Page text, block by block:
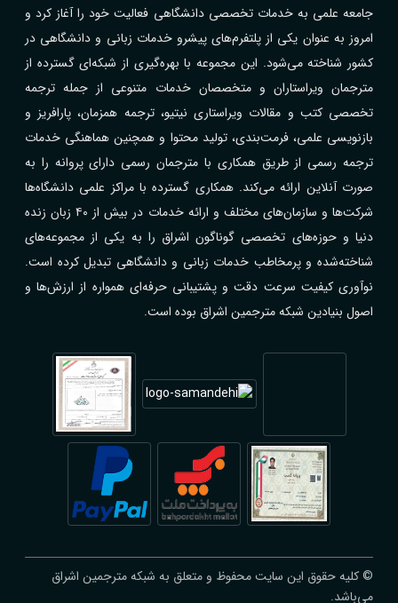
جامعه علمی به خدمات تخصصی دانشگاهی فعالیت خود را آغاز کرد و
امروز به عنوان یکی از پلتفرم‌های پیشرو خدمات زبانی و دانشگاهی در
کشور شناخته می‌شود. این مجموعه با بهره‌گیری از شبکه‌ای گسترده از
مترجمان ویراستاران و متخصصان خدمات متنوعی از جمله ترجمه
تخصصی کتب و مقالات ویراستاری نیتیو، ترجمه همزمان، پارافریز و
بازنویسی علمی، فرمت‌بندی، تولید محتوا و همچنین هماهنگی خدمات
ترجمه رسمی از طریق همکاری با مترجمان رسمی دارای پروانه را به
صورت آنلاین ارائه می‌کند. همکاری گسترده با مراکز علمی دانشگاه‌ها
شرکت‌ها و سازمان‌های مختلف و ارائه خدمات در بیش از ۴۰ زبان زنده
دنیا و حوزه‌های تخصصی گوناگون اشراق را به یکی از مجموعه‌های
شناخته‌شده و پرمخاطب خدمات زبانی و دانشگاهی تبدیل کرده است.
نوآوری کیفیت سرعت دقت و پشتیبانی حرفه‌ای همواره از ارزش‌ها و
اصول بنیادین شبکه مترجمین اشراق بوده است.
© کلیه حقوق این سایت محفوظ و متعلق به شبکه مترجمین اشراق
می‌باشد.